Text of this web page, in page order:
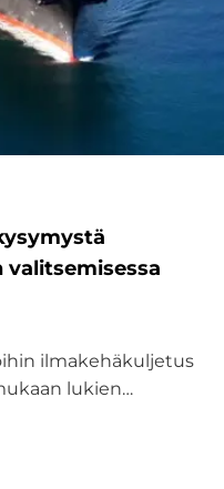
ilmakehäkuljetus
lukien
Ymmärrä
säännösten